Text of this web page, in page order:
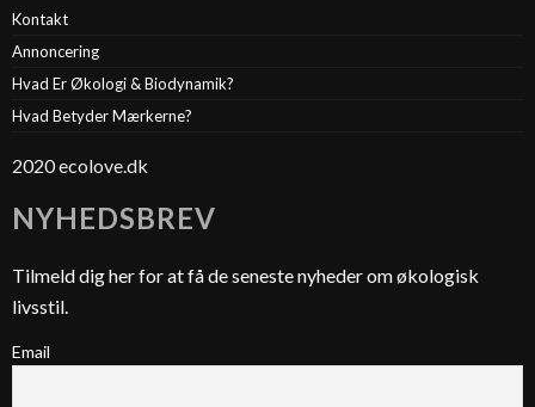
Kontakt
Annoncering
Hvad Er Økologi & Biodynamik?
Hvad Betyder Mærkerne?
2020 ecolove.dk
NYHEDSBREV
Tilmeld dig her for at få de seneste nyheder om økologisk
livsstil.
Email